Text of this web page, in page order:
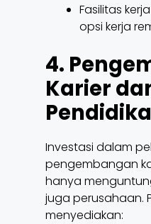
Fasilitas
opsi kerja
4.
Karier
Investasi dalam
pengembangan
hanya
juga perusahaan.
menyediakan: